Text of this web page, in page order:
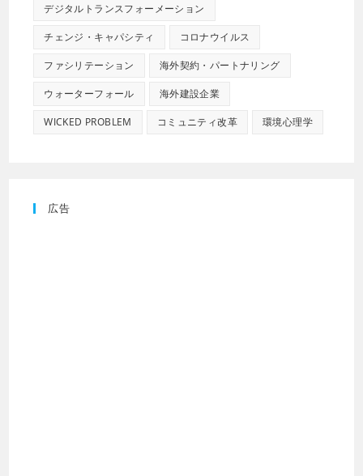
デジタルトランスフォーメーション
チェンジ・キャパシティ コロナウイルス
ファシリテーション 海外契約・パートナリング
ウォーターフォール 海外建設企業
WICKED PROBLEM コミュニティ改革 環境心理学
広告